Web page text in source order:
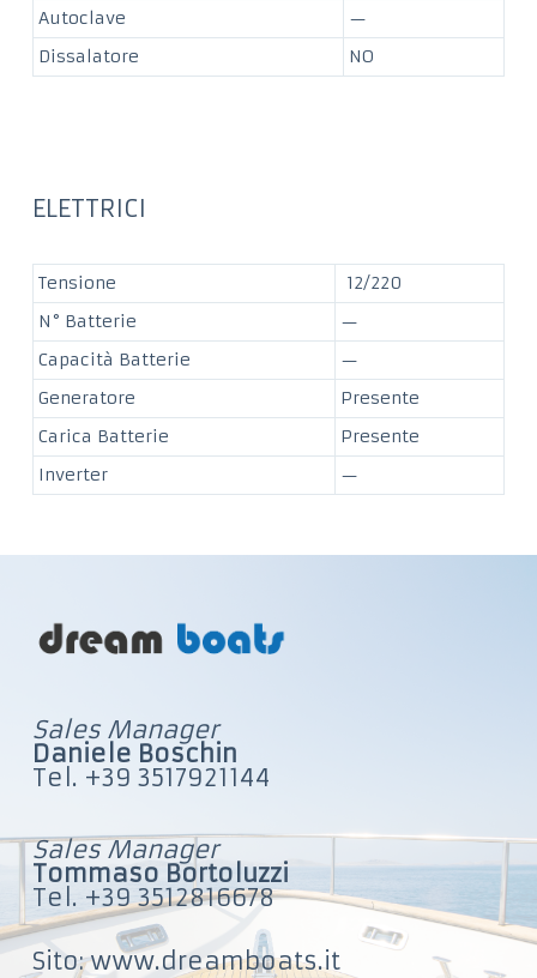
Autoclave
—
Dissalatore
NO
ELETTRICI
Tensione
12/220
N° Batterie
—
Capacità Batterie
—
Generatore
Presente
Carica Batterie
Presente
Inverter
—
Sales Manager
Daniele Boschin
Tel. +39 3517921144
Sales Manager
Tommaso Bortoluzzi
Tel. +39 3512816678
Sito: www.dreamboats.it